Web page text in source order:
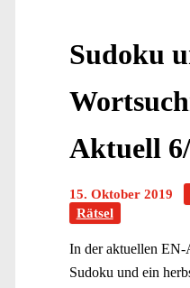
Sudoku
Aktuell
15. Oktober 2019
Rätsel
In der aktuellen
Sudoku und ein